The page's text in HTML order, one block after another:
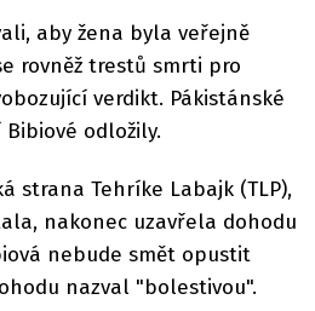
aby žena byla veřejně
rovněž trestů smrti pro
verdikt. Pákistánské
odložily.
strana Tehríke Labajk (TLP),
nakonec uzavřela dohodu
nebude smět opustit
nazval "bolestivou".